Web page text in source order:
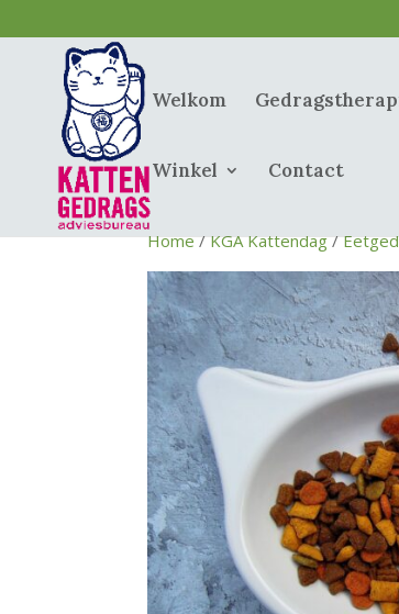
Welkom
Winkel Contact
Home/KGA Kattendag/